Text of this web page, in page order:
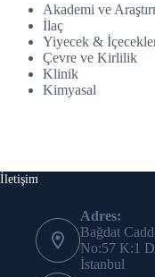
Akademi ve
İlaç
Yiyecek &
Çevre ve Kirlilik
Klinik
Kimyasal
İletişim
Adres:
Bağdat
No:57 K:1
İstanbul